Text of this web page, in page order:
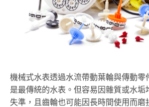
機械式水表透過水流帶動葉輪與傳動零
是最傳統的水表。但容易因雜質或水垢
失準，且齒輪也可能因長時間使用而磨